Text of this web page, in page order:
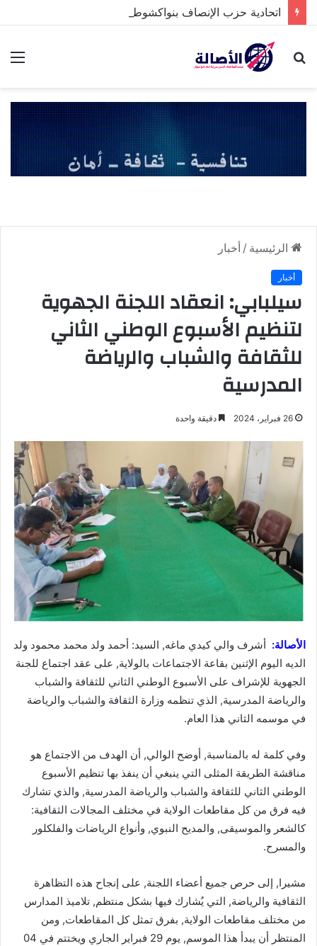
بحث
الرئيسية / أخبار
أخبار
سيلبابي: انعقاد اللجنة الجهوية
لتنظيم الأسبوع الوطني الثاني
للثقافة والشباب والرياضة
المدرسية
26 فبراير، 2024 دقيقة واحدة
الأصالة: أشرف والي كيدي ماغه, السيد: أحمد ولد محمد محمود ولد
الديه اليوم الإثنين بقاعة الاجتماعات بالولاية, على عقد اجتماع للجنة
الجهوية للإشراف على الأسبوع الوطني الثاني للثقافة والشباب
والرياضة المدرسية, الذي تنظمه وزارة الثقافة والشباب والرياضة
في موسمه الثاني هذا العام.
وفي كلمة له بالمناسبة, أوضح الوالي, أن الهدف من الاجتماع هو
مناقشة الطريقة المثلى التي ينبغي أن ينفذ بها تنظيم الأسبوع
الوطني الثاني للثقافة والشباب والرياضة المدرسية, والذي تشارك
فيه فرق من كل مقاطعات الولاية في مختلف المجالات الثقافية:
كالشعر والموسيقى, والمديح النبوي, وأنواع الرياضات والفلكلور
والمسرح.
مشيرا, إلى حرص جميع أعضاء اللجنة, على إنجاح هذه التظاهرة
الثقافية والرياضة, التي يُشارك فيها بشكل منتظم, تلاميذ المدارس
من مختلف مقاطعات الولاية, بفرق تمثل كل المقاطعات, ومن
المنتظر أن يبدأ هذا الموسم, يوم 29 فبراير الجاري ويختتم في 04